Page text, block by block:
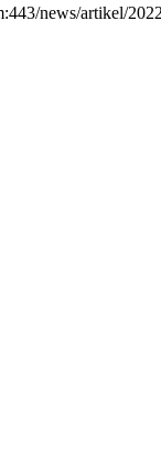
news/artikel/